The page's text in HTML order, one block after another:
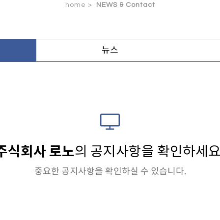
home > NEWS & Contact
뉴스
식회사 로노의 공지사항을 확인하세
중요한 공지사항을 확인하실 수 있습니다.